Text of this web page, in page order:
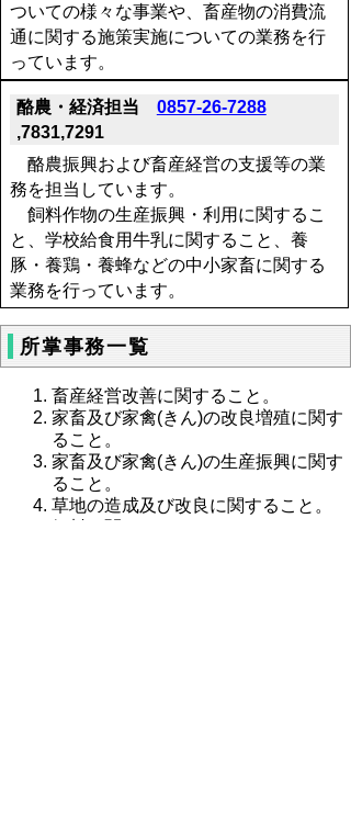
ついての様々な事業や、畜産物の消費流
通に関する施策実施についての業務を行
っています。
酪農・経済担当 0857-26-7288
,7831,7291
酪農振興および畜産経営の支援等の業
務を担当しています。
飼料作物の生産振興・利用に関するこ
と、学校給食用牛乳に関すること、養
豚・養鶏・養蜂などの中小家畜に関する
業務を行っています。
所掌事務一覧
畜産経営改善に関すること。
家畜及び家禽(きん)の改良増殖に関す
ること。
家畜及び家禽(きん)の生産振興に関す
ること。
草地の造成及び改良に関すること。